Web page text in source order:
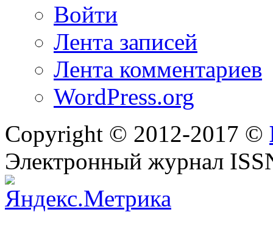
Войти
Лента записей
Лента комментариев
WordPress.org
Copyright © 2012-2017 ©
Электронный журнал